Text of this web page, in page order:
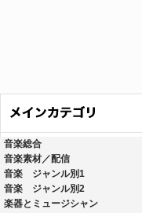
音楽総合
音楽素材／配信
音楽 ジャンル別1
音楽 ジャンル別2
楽器とミュージシャン